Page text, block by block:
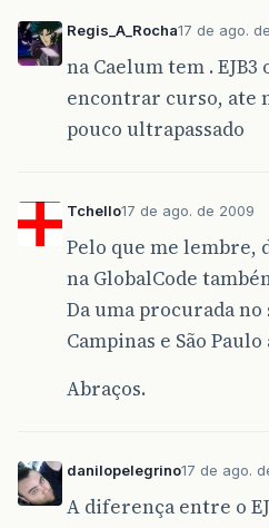
Regis_A_Rocha17 de ago.
na Caelum tem .
encontrar curso, ate
pouco ultrapassado
Tchello17 de ago. de 2009
Pelo que me lembre,
na GlobalCode
Da uma procurada
Campinas e São Paulo
Abraços.
danilopelegrino17 de ago.
A diferença entre o